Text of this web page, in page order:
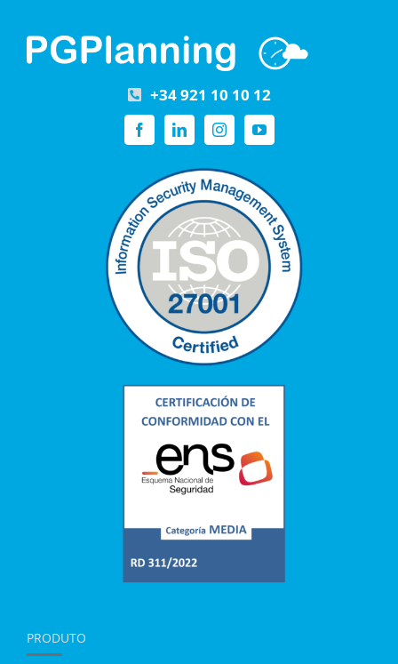
+34 921 10 10 12
PRODUTO